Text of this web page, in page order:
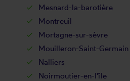
Mesnard-la-barotière
Montreuil
Mortagne-sur-sèvre
Mouilleron-Saint-Germain
Nalliers
Noirmoutier-en-l'île